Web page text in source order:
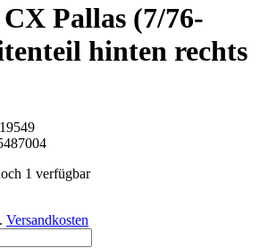
Pallas (7/76-
hinten rechts
1 verfügbar
Versandkosten